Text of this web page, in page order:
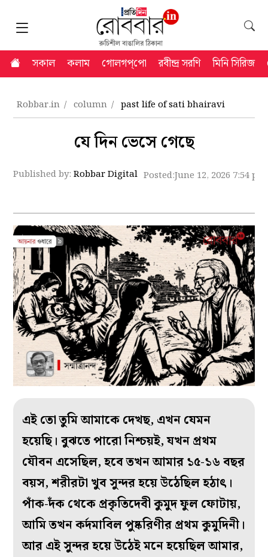
সকাল কলাম গোলগপ্‌পো রবীন্দ্র সরণি মিনি সিরিজ
Robbar.in column past life of sati bhairavi
যে দিন ভেসে গেছে
Published by:Robbar Digital Posted:June 12, 2026 7:54 pm
এই তো তুমি আমাকে দেখছ, এখন যেমন
হয়েছি। বুঝতে পারো নিশ্চয়ই, যখন প্রথম
যৌবন এসেছিল, হবে তখন আমার ১৫-১৬ বছর
বয়স, শরীরটা খুব সুন্দর হয়ে উঠেছিল হঠাৎ।
পাঁক-দঁক থেকে প্রকৃতিদেবী কুমুদ ফুল ফোটায়,
আমি তখন কর্দমাবিল পুষ্করিণীর প্রথম কুমুদিনী।
আর এই সুন্দর হয়ে উঠেই মনে হয়েছিল আমার,